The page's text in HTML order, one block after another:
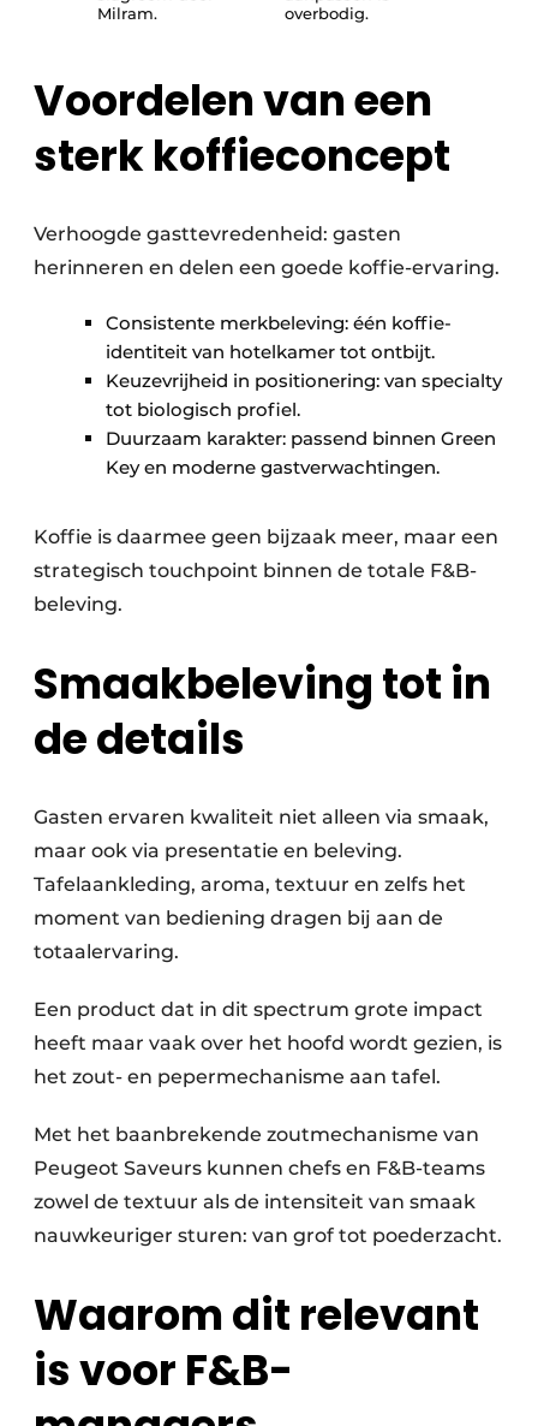
Milram.
overbodig.
Voordelen van een
sterk koffieconcept
Verhoogde gasttevredenheid: gasten
herinneren en delen een goede koffie-ervaring.
Consistente merkbeleving: één koffie-
identiteit van hotelkamer tot ontbijt.
Keuzevrijheid in positionering: van specialty
tot biologisch profiel.
Duurzaam karakter: passend binnen Green
Key en moderne gastverwachtingen.
Koffie is daarmee geen bijzaak meer, maar een
strategisch touchpoint binnen de totale F&B-
beleving.
Smaakbeleving tot in
de details
Gasten ervaren kwaliteit niet alleen via smaak,
maar ook via presentatie en beleving.
Tafelaankleding, aroma, textuur en zelfs het
moment van bediening dragen bij aan de
totaalervaring.
Een product dat in dit spectrum grote impact
heeft maar vaak over het hoofd wordt gezien, is
het zout- en pepermechanisme aan tafel.
Met het baanbrekende zoutmechanisme van
Peugeot Saveurs kunnen chefs en F&B-teams
zowel de textuur als de intensiteit van smaak
nauwkeuriger sturen: van grof tot poederzacht.
Waarom dit relevant
is voor F&B-